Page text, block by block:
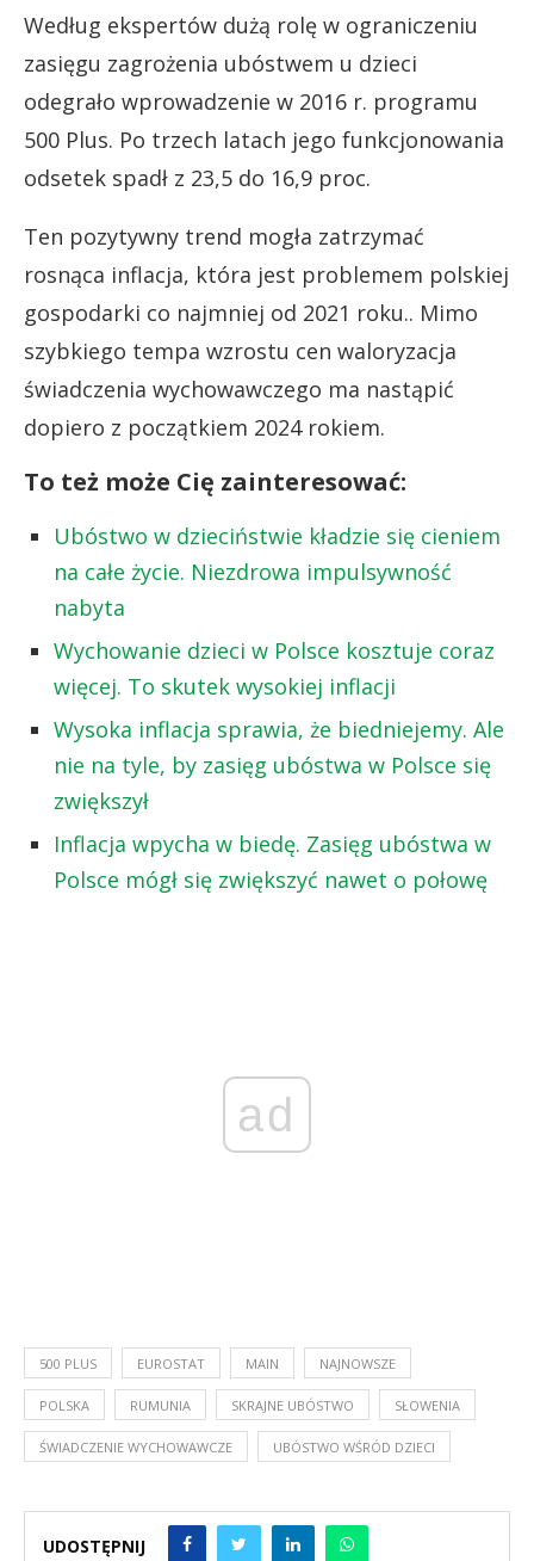
Według ekspertów dużą rolę w ograniczeniu
zasięgu zagrożenia ubóstwem u dzieci
odegrało wprowadzenie w 2016 r. programu
500 Plus. Po trzech latach jego funkcjonowania
odsetek spadł z 23,5 do 16,9 proc.
Ten pozytywny trend mogła zatrzymać
rosnąca inflacja, która jest problemem polskiej
gospodarki co najmniej od 2021 roku.. Mimo
szybkiego tempa wzrostu cen waloryzacja
świadczenia wychowawczego ma nastąpić
dopiero z początkiem 2024 rokiem.
To też może Cię zainteresować:
Ubóstwo w dzieciństwie kładzie się cieniem
na całe życie. Niezdrowa impulsywność
nabyta
Wychowanie dzieci w Polsce kosztuje coraz
więcej. To skutek wysokiej inflacji
Wysoka inflacja sprawia, że biedniejemy. Ale
nie na tyle, by zasięg ubóstwa w Polsce się
zwiększył
Inflacja wpycha w biedę. Zasięg ubóstwa w
Polsce mógł się zwiększyć nawet o połowę
ad
500 PLUS EUROSTAT MAIN NAJNOWSZE
POLSKA RUMUNIA SKRAJNE UBÓSTWO SŁOWENIA
ŚWIADCZENIE WYCHOWAWCZE UBÓSTWO WŚRÓD DZIECI
UDOSTĘPNIJ